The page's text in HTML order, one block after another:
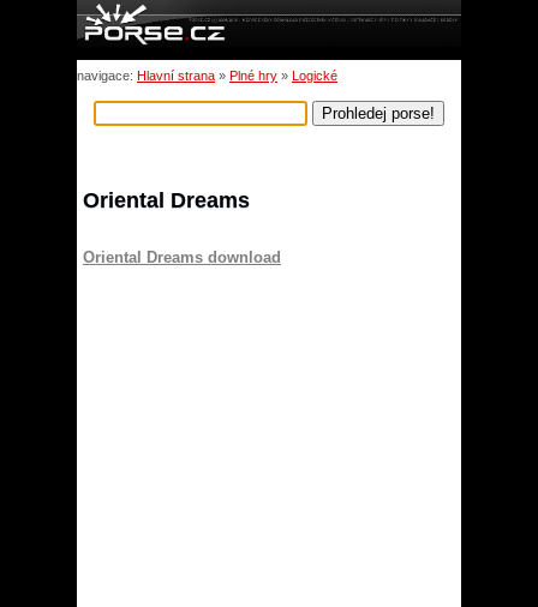
navigace: Hlavní strana » Plné hry » Logické
Oriental Dreams
Oriental Dreams download